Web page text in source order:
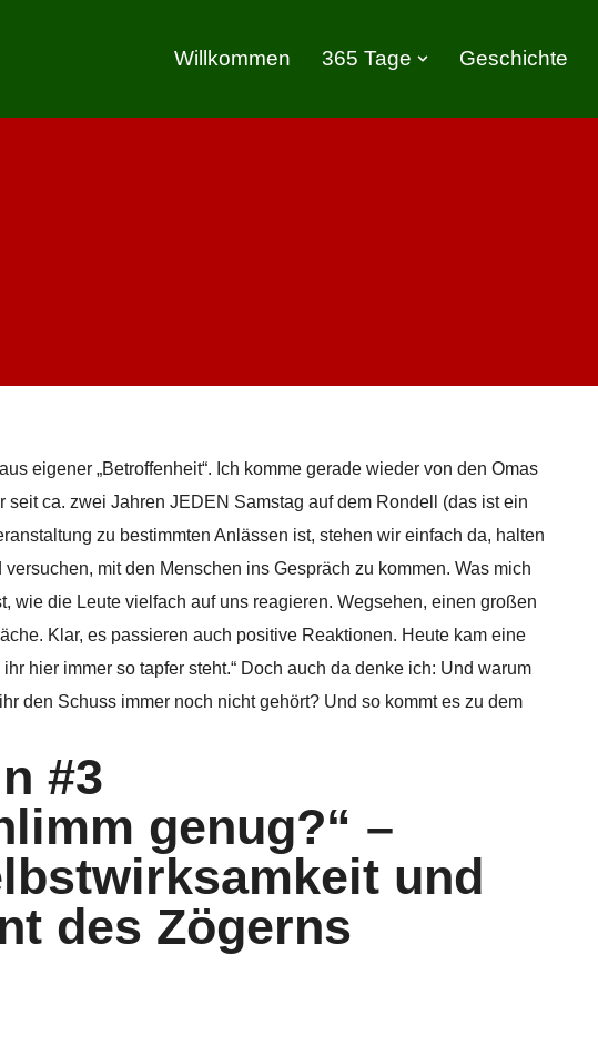
Willkommen 365 Tage Geschichte
eigener „Betroffenheit“. Ich komme gerade wieder von den Omas
ca. zwei Jahren JEDEN Samstag auf dem Rondell (das ist ein
zu bestimmten Anlässen ist, stehen wir einfach da, halten
mit den Menschen ins Gespräch zu kommen. Was mich
wie die Leute vielfach auf uns reagieren. Wegsehen, einen großen
Klar, es passieren auch positive Reaktionen. Heute kam eine
hier immer so tapfer steht.“ Doch auch da denke ich: Und warum
den Schuss immer noch nicht gehört? Und so kommt es zu dem
#3
genug?“ –
und
des Zögerns